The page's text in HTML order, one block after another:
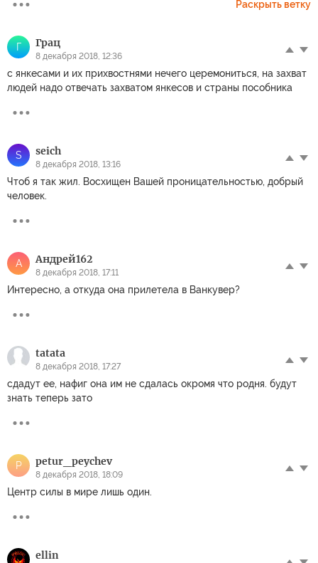
Раскрыть ветку
Г Грац
8 декабря 2018, 12:36
с янкесами и их прихвостнями нечего церемониться, на захват
людей надо отвечать захватом янкесов и страны пособника
S seich
8 декабря 2018, 13:16
Чтоб я так жил. Восхищен Вашей проницательностью, добрый
человек.
А Андрей162
8 декабря 2018, 17:11
Интересно, а откуда она прилетела в Ванкувер?
tatata
8 декабря 2018, 17:27
сдадут ее, нафиг она им не сдалась окромя что родня. будут
знать теперь зато
P petur_peychev
8 декабря 2018, 18:09
Центр силы в мире лишь один.
ellin